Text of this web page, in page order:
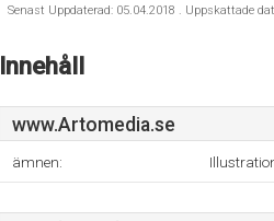
Senast Uppdaterad: 05.04.2018 . Uppskattade
Innehåll
www.Artomedia.se
ämnen: